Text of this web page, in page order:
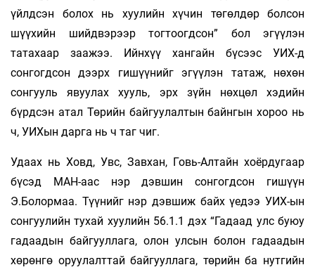
үйлдсэн болох нь хуулийн хүчин төгөлдөр болсон
шүүхийн шийдвэрээр тогтоогдсон” бол эгүүлэн
татахаар заажээ. Ийнхүү хангайн бүсээс УИХ-д
сонгогдсон дээрх гишүүнийг эгүүлэн татаж, нөхөн
сонгууль явуулах хууль, эрх зүйн нөхцөл хэдийн
бүрдсэн атал Төрийн байгуулалтын байнгын хороо нь
ч, УИХын дарга нь ч таг чиг.
Удаах нь Ховд, Увс, Завхан, Говь-Алтайн хоёрдугаар
бүсэд МАН-аас нэр дэвшин сонгогдсон гишүүн
Э.Болормаа. Түүнийг нэр дэвшиж байх үедээ УИХ-ын
сонгуулийн тухай хуулийн 56.1.1 дэх “Гадаад улс буюу
гадаадын байгууллага, олон улсын болон гадаадын
хөрөнгө оруулалттай байгууллага, төрийн ба нутгийн